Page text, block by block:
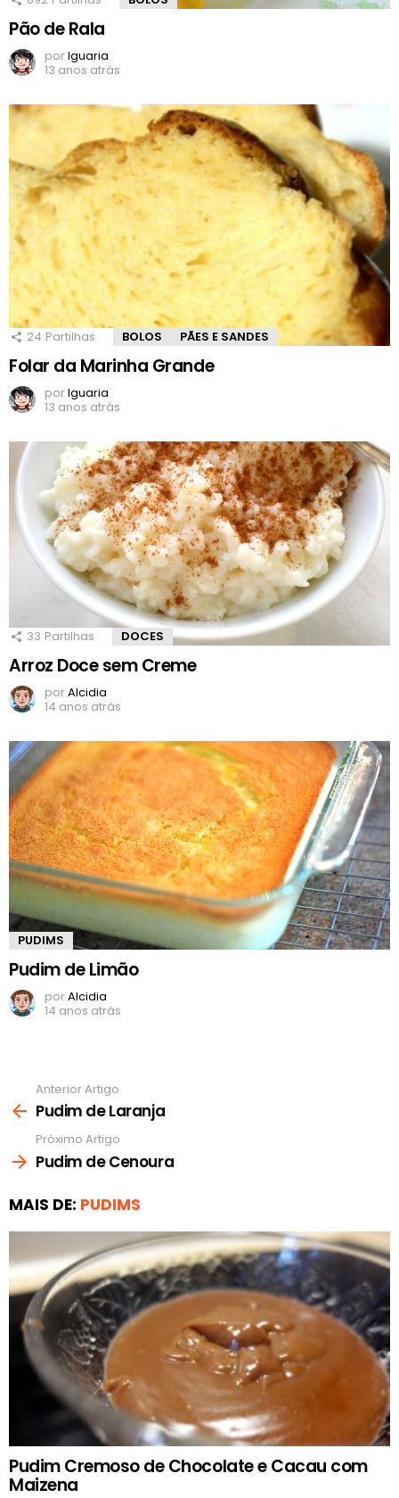
Pão de Rala
porIguaria
13 anos atrás
24 Partilhas BOLOS PÃES E SANDES
Folar da Marinha Grande
porIguaria
13 anos atrás
33 Partilhas DOCES
Arroz Doce sem Creme
porAlcidia
14 anos atrás
PUDIMS
Pudim de Limão
porAlcidia
14 anos atrás
mais
Anterior Artigo
Pudim de Laranja
Próximo Artigo
Pudim de Cenoura
MAIS DE: PUDIMS
Pudim Cremoso de Chocolate e Cacau com
Maizena